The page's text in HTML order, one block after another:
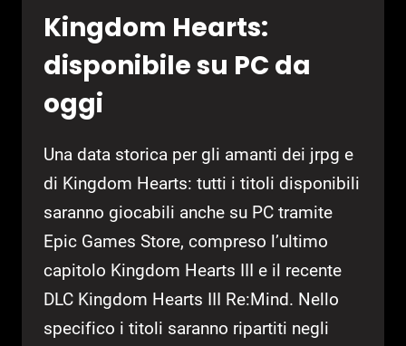
Kingdom Hearts:
disponibile su PC da
oggi
Una data storica per gli amanti dei jrpg e
di Kingdom Hearts: tutti i titoli disponibili
saranno giocabili anche su PC tramite
Epic Games Store, compreso l’ultimo
capitolo Kingdom Hearts III e il recente
DLC Kingdom Hearts III Re:Mind. Nello
specifico i titoli saranno ripartiti negli